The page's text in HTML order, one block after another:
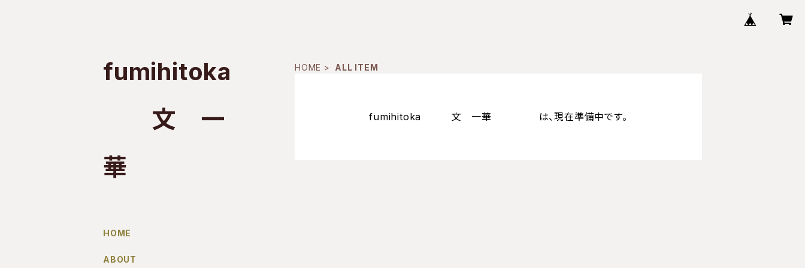
HOME ALL ITEM
fumihitoka 文 一華 は、現在準備中です。
fumihitoka
文 一
華
HOME
ABOUT